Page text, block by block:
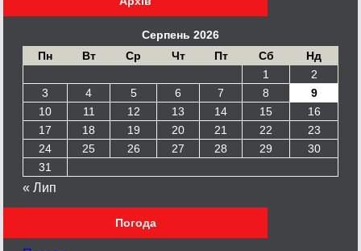
Серпень 2026
Пн
Вт Ср Чт Пт Сб
Нд
1
2
3
4 5 6 7 8
9
10
11 12 13 14 15
16
17
18 19 20 21 22
23
24
25 26 27 28 29
30
31
« Лип
Погода